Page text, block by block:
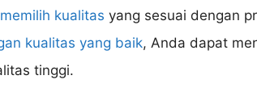
kualitas yang sesuai dengan
kualitas yang baik, Anda dapat
tinggi.